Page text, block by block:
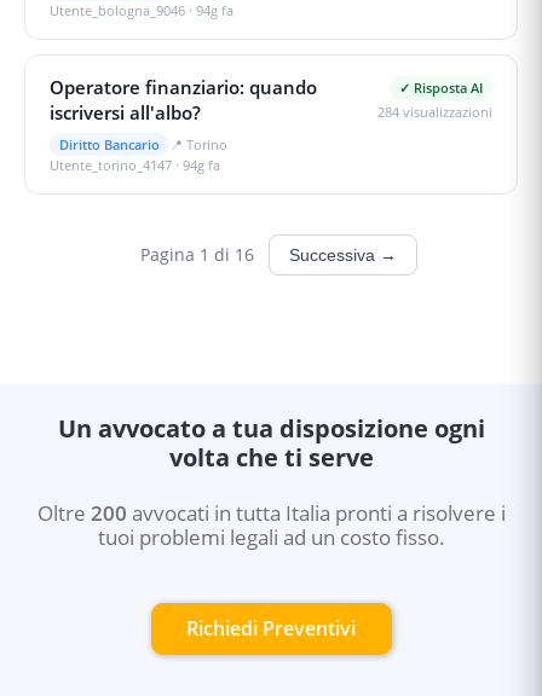
Utente_bologna_9046 · 94g fa
Operatore finanziario: quando
iscriversi all'albo?
Diritto Bancario 📍 Torino
Utente_torino_4147 · 94g fa
✓ Risposta AI
284 visualizzazioni
Pagina 1 di 16 Successiva →
Un avvocato a tua disposizione ogni
volta che ti serve
Oltre 200 avvocati in tutta Italia pronti a risolvere i
tuoi problemi legali ad un costo fisso.
Richiedi Preventivi